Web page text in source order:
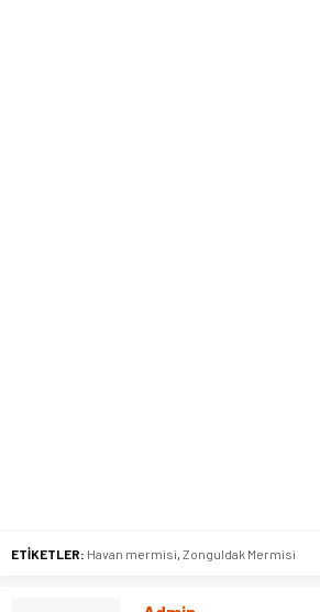
ETİKETLER: Havan mermisi Zonguldak Mermisi